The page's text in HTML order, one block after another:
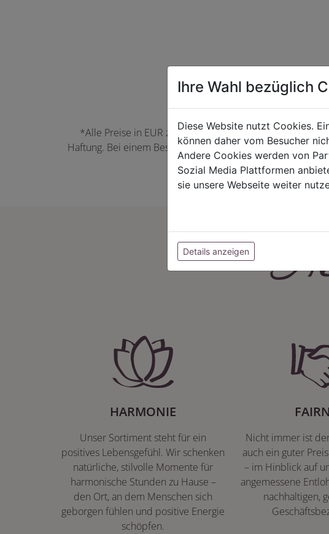
*Alle Preise in EUR zzgl. der jeweils gültigen
Haftung. Bei einem Bestellwert unter 50,00 EUR behalten
können Farbabweichungen
HARMONIE
Unser Sortiment steht für ein
positives Lebensgefühl. Wir schenken
natürliche, stilvolle Momente für
harmonische Stunden zu Hause –
den Ort, an dem Menschen sich
geborgen fühlen und positive Energie
schöpfen.
Nicht immer ist
auch ein guter
– im Hinblick auf
angemessene
nachhaltigen,
Ihre Wahl bezüglich
Diese Website nutzt Cookies.
können daher vom Besucher
Andere Cookies werden von
Sozial Media Plattformen
sie unsere Webseite weiter
Details anzeigen